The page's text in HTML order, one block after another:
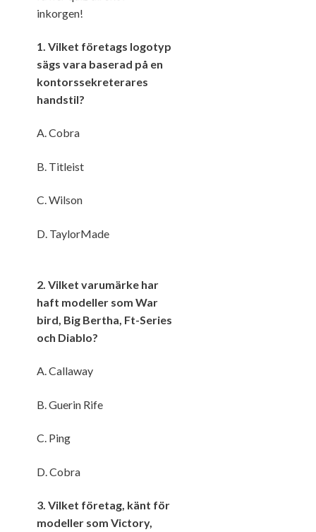
inkorgen!
1. Vilket företags logotyp
sägs vara baserad på en
kontorssekreterares
handstil?
A. Cobra
B. Titleist
C. Wilson
D. TaylorMade
2. Vilket varumärke har
haft modeller som War
bird, Big Bertha, Ft-Series
och Diablo?
A. Callaway
B. Guerin Rife
C. Ping
D. Cobra
3. Vilket företag, känt för
modeller som Victory,